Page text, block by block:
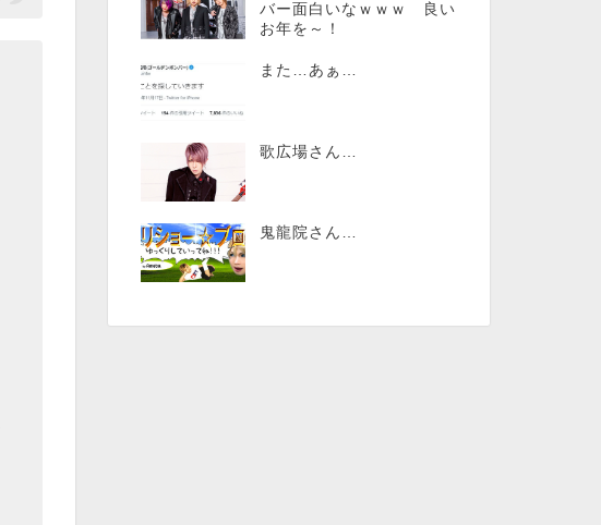
バー面白いなｗｗｗ 良い
お年を～！
また…あぁ…
歌広場さん…
鬼龍院さん…